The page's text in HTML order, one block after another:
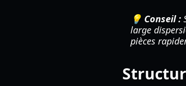
💡 Conseil :
large
pièces